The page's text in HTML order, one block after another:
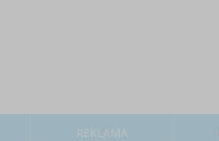
REKLAMA